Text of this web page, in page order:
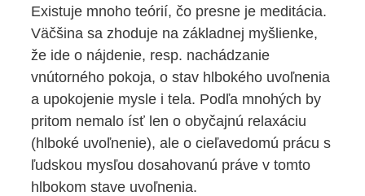
ESHOP
Existuje mnoho teórií, čo presne je meditácia.
Väčšina sa zhoduje na základnej myšlienke,
že ide o nájdenie, resp. nachádzanie
vnútorného pokoja, o stav hlbokého uvoľnenia
a upokojenie mysle i tela. Podľa mnohých by
pritom nemalo ísť len o obyčajnú relaxáciu
(hlboké uvoľnenie), ale o cieľavedomú prácu s
ľudskou mysľou dosahovanú práve v tomto
hlbokom stave uvoľnenia.